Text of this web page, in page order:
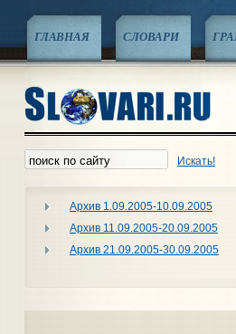
ГЛАВНАЯ СЛОВАРИ
Искать!
Архив 1.09.2005-10.09.2005
Архив 11.09.2005-20.09.2005
Архив 21.09.2005-30.09.2005